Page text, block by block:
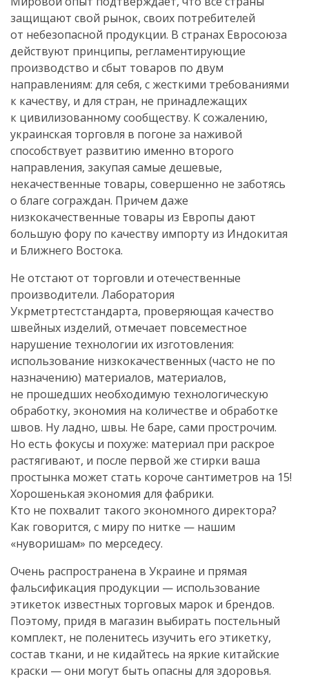
защищают свой рынок, своих потребителей
от небезопасной продукции. В странах Евросоюза
действуют принципы, регламентирующие
производство и сбыт товаров по двум
направлениям: для себя, с жесткими требованиями
к качеству, и для стран, не принадлежащих
к цивилизованному сообществу. К сожалению,
украинская торговля в погоне за наживой
способствует развитию именно второго
направления, закупая самые дешевые,
некачественные товары, совершенно не заботясь
о благе сограждан. Причем даже
низкокачественные товары из Европы дают
большую фору по качеству импорту из Индокитая
и Ближнего Востока.
Не отстают от торговли и отечественные
производители. Лаборатория
Укрметртестстандарта, проверяющая качество
швейных изделий, отмечает повсеместное
нарушение технологии их изготовления:
использование низкокачественных (часто не по
назначению) материалов, материалов,
не прошедших необходимую технологическую
обработку, экономия на количестве и обработке
швов. Ну ладно, швы. Не баре, сами прострочим.
Но есть фокусы и похуже: материал при раскрое
растягивают, и после первой же стирки ваша
простынка может стать короче сантиметров на 15!
Хорошенькая экономия для фабрики.
Кто не похвалит такого экономного директора?
Как говорится, с миру по нитке — нашим
«нуворишам» по мерседесу.
Очень распространена в Украине и прямая
фальсификация продукции — использование
этикеток известных торговых марок и брендов.
Поэтому, придя в магазин выбирать постельный
комплект, не поленитесь изучить его этикетку,
состав ткани, и не кидайтесь на яркие китайские
краски — они могут быть опасны для здоровья.